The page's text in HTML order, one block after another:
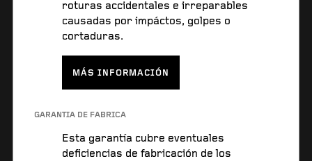
roturas accidentales e irreparables
causadas por impáctos, golpes o
cortaduras.
MÁS INFORMACIÓN
GARANTÍA DE FÁBRICA
Esta garantía cubre eventuales
deficiencias de fabricación de los